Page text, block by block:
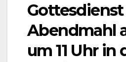
Abendmahl
um 11 Uhr in